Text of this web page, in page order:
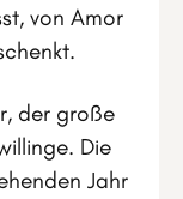
von Amor
der große
Die
Jahr